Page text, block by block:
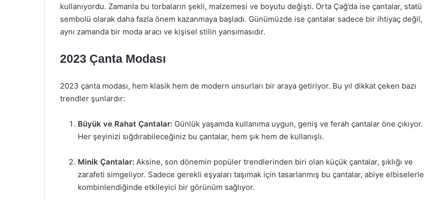
kullanıyordu. Zamanla bu torbaların şekli, malzemesi ve boyutu değişti. Orta Çağ’da ise çantalar, statü
sembolü olarak daha fazla önem kazanmaya başladı. Günümüzde ise çantalar sadece bir ihtiyaç değil,
aynı zamanda bir moda aracı ve kişisel stilin yansımasıdır.
2023 Çanta Modası
2023 çanta modası, hem klasik hem de modern unsurları bir araya getiriyor. Bu yıl dikkat çeken bazı
trendler şunlardır:
Büyük ve Rahat Çantalar: Günlük yaşamda kullanıma uygun, geniş ve ferah çantalar öne çıkıyor.
Her şeyinizi sığdırabileceğiniz bu çantalar, hem şık hem de kullanışlı.
Minik Çantalar: Aksine, son dönemin popüler trendlerinden biri olan küçük çantalar, şıklığı ve
zarafeti simgeliyor. Sadece gerekli eşyaları taşımak için tasarlanmış bu çantalar, abiye elbiselerle
kombinlendiğinde etkileyici bir görünüm sağlıyor.